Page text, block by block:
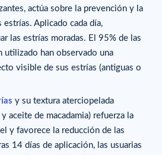
actúa sobre la prevención y la
estrías. Aplicado cada día,
las estrías moradas. El 95% de las
utilizado han observado una
visible de sus estrías (antiguas o
y su textura aterciopelada
aceite de macadamia) refuerza la
y favorece la reducción de las
14 días de aplicación, las usuarias